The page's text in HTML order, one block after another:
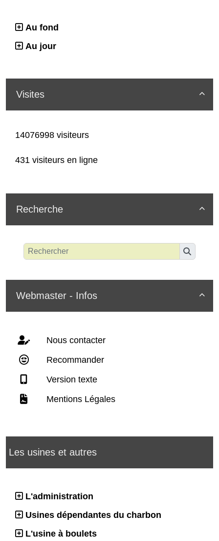
Au fond
Au jour

Visites
14076998 visiteurs
431 visiteurs en ligne

Recherche

Webmaster - Infos
Nous contacter
Recommander
Version texte
Mentions Légales
Les usines et autres
L'administration
Usines dépendantes du charbon
L'usine à boulets